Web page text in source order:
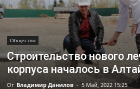
Общество
Строительство нового
корпуса началось в
От Владимир Данилов - 5 Май, 2022 15:25